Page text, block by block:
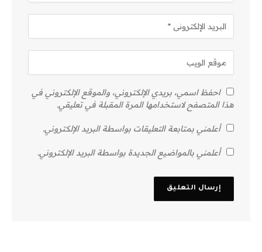
احفظ اسمي، بريدي الإلكتروني، والموقع الإلكتروني في
هذا المتصفح لاستخدامها المرة المقبلة في تعليقي.
أعلمني بمتابعة التعليقات بواسطة البريد الإلكتروني.
أعلمني بالمواضيع الجديدة بواسطة البريد الإلكتروني.